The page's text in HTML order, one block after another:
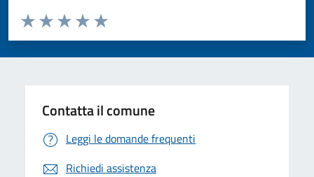
Valuta da 1 a 5 stelle la pagina
Valuta 5 stelle su 5
Valuta 4 stelle su 5
Valuta 3 stelle su 5
Valuta 2 stelle su 5
Valuta 1 stelle su 5
Contatta il comune
Leggi le domande frequenti
Richiedi assistenza